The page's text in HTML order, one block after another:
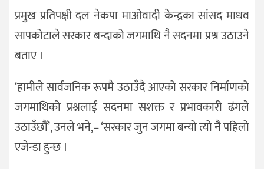
प्रमुख प्रतिपक्षी दल नेकपा माओवादी केन्द्रका सांसद माधव
सापकोटाले सरकार बन्दाको जगमाथि नै सदनमा प्रश्न उठाउने
बताए ।
‘हामीले सार्वजनिक रूपमै उठाउँदै आएको सरकार निर्माणको
जगमाथिको प्रश्नलाई सदनमा सशक्त र प्रभावकारी ढंगले
उठाउँछौं’, उनले भने,– ‘सरकार जुन जगमा बन्यो त्यो नै पहिलो
एजेन्डा हुन्छ ।